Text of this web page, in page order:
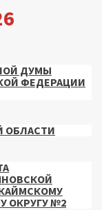
ДУМЫ
ФЕДЕРАЦИИ
ОБЛАСТИ
ОКРУГУ №2